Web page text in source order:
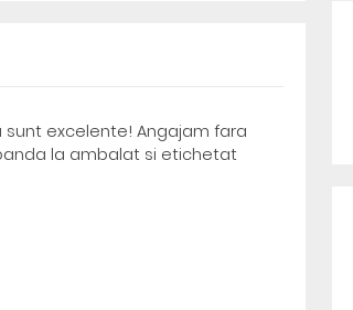
sunt excelente! Angajam fara
la ambalat si etichetat